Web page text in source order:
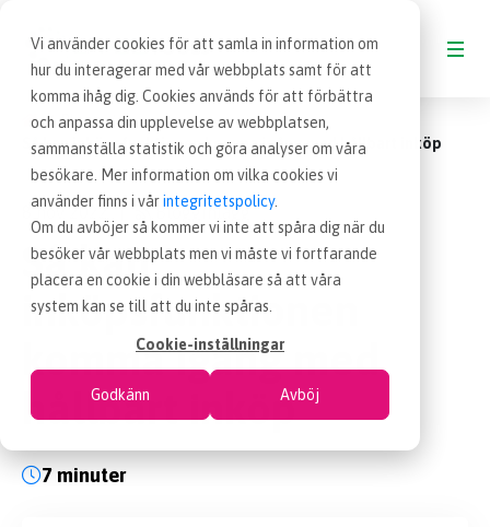
Vi använder cookies för att samla in information om
hur du interagerar med vår webbplats samt för att
komma ihåg dig. Cookies används för att förbättra
och anpassa din upplevelse av webbplatsen,
sammanställa statistik och göra analyser om våra
besökare. Mer information om vilka cookies vi
använder finns i vårintegritetspolicy.
Om du avböjer så kommer vi inte att spåra dig när du
besöker vår webbplats men vi måste vi fortfarande
placera en cookie i din webbläsare så att våra
system kan se till att du inte spåras.
Cookie-inställningar
Godkänn Avböj
BLOGG
VAD ÄR INKÖP
OM EFFSO TOOLS
TERMINOLOGI
Blogg
Så kan inköpsfunktionen komma igång med hållbart inköp
8 nov 2022 | Blogginlägg
Så kan
inköpsfunktionen
komma igång med
hållbart inköp
7 minuter